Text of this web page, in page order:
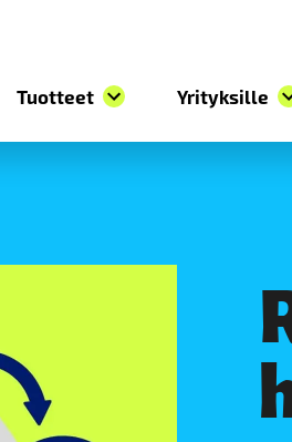
Tuotteet Yrityksille